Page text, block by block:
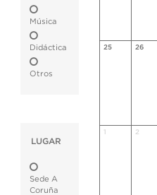
Música
Didáctica
Otros
LUGAR
Sede A
Coruña
25 26
2